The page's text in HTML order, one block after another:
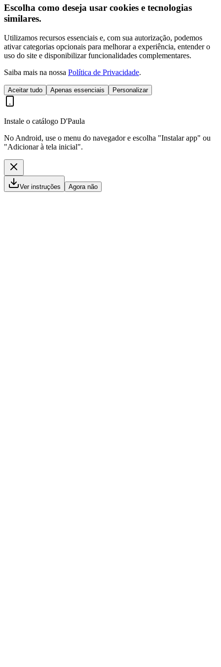
Escolha como deseja usar cookies e tecnologias
similares.
Utilizamos recursos essenciais e, com sua autorização, podemos
ativar categorias opcionais para melhorar a experiência, entender o
uso do site e disponibilizar funcionalidades complementares.
Saiba mais na nossa Política de Privacidade.
Aceitar tudo Apenas essenciais Personalizar
Instale o catálogo D'Paula
No Android, use o menu do navegador e escolha "Instalar app" ou
"Adicionar à tela inicial".
Ver instruções Agora não